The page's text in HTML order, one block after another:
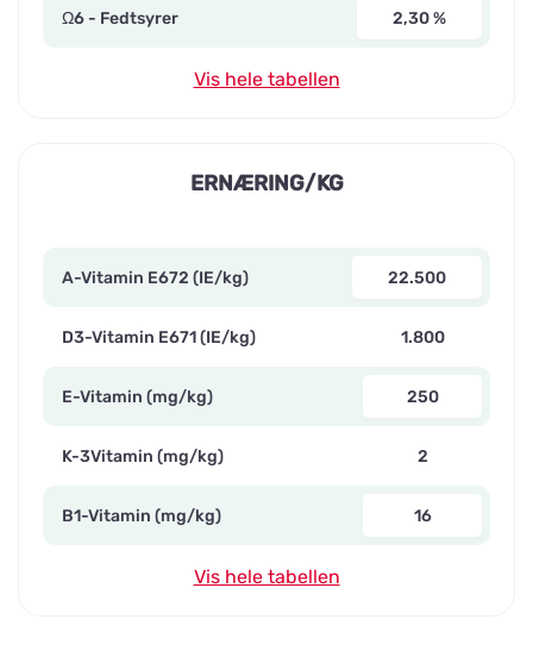
Ω6 - Fedtsyrer 2,30 %
Vis hele tabellen
ERNÆRING/KG
A-Vitamin E672 (IE/kg) 22.500
D3-Vitamin E671 (IE/kg) 1.800
E-Vitamin (mg/kg) 250
K-3Vitamin (mg/kg) 2
B1-Vitamin (mg/kg) 16
Vis hele tabellen